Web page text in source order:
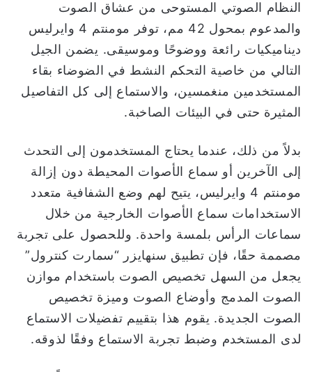
النظام الصوتي المستوحى من عشاق الصوت
والمدعوم بمحول 42 مم، توفر مومنتم 4 وايرليس
ديناميكيات رائعة ووضوحًا وموسيقى. يضمن الجيل
التالي من خاصية التحكم النشط في الضوضاء بقاء
المستخدمين منغمسين، والاستماع إلى كل التفاصيل
المثيرة حتى في البيئات الصاخبة.
بدلاً من ذلك، عندما يحتاج المستخدمون إلى التحدث
إلى الآخرين أو سماع الأصوات المحيطة دون إزالة
مومنتم 4 وايرليس، يتيح لهم وضع الشفافية متعدد
الاستخدامات سماع الأصوات الخارجية من خلال
سماعات الرأس بلمسة واحدة. وللحصول على تجربة
مصممة حقًا، فإن تطبيق سنهايزر “سمارت كنترول”
يجعل من السهل تخصيص الصوت باستخدام موازن
الصوت المدمج وأوضاع الصوت وميزة تخصيص
الصوت الجديدة. يقوم هذا بتقييم تفضيلات الاستماع
لدى المستخدم وضبط تجربة الاستماع وفقًا لذوقه.